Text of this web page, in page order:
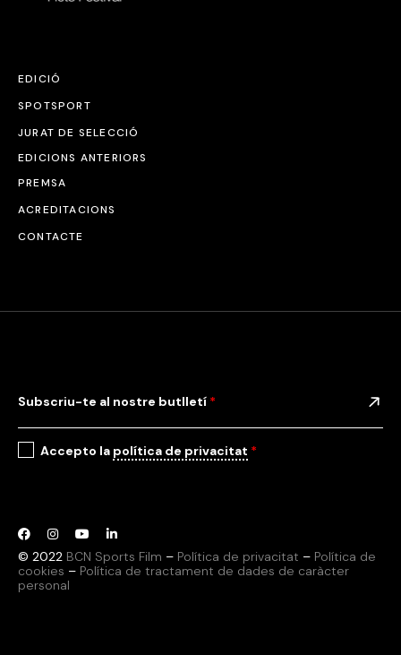
EDICIÓ
SPOTSPORT
JURAT DE SELECCIÓ
EDICIONS ANTERIORS
PREMSA
ACREDITACIONS
CONTACTE
© 2022 BCN Sports Film – Política de privacitat – Política de
cookies – Política de tractament de dades de caràcter
personal
Subscriu-te al nostre butlletí *
Accepto la política de privacitat *